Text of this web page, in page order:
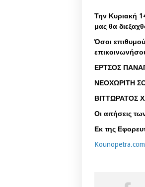
Την Κυριακή
μας θα
Όσοι
ΕΡΤΣΟΣ
ΝΕΟΧΩΡΙΤΗ
ΒΙΤΤΩΡΑΤΟΣ
Οι αιτήσεις
Εκ της
Kounopetra.com